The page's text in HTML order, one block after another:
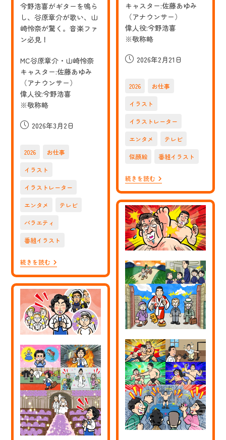
今野浩喜がギターを鳴ら
し、谷原章介が歌い、山
崎怜奈が驚く。音楽ファ
ン必見！
MC谷原章介・山崎怜奈
キャスター:佐藤あゆみ
（アナウンサー）
偉人役:今野浩喜
※敬称略
投
開
日:
2026年3月2日
2026 お仕事
イラスト
イラストレーター
エンタメ テレビ
バラエティ
番組イラスト
続きを読む【お
仕
事】
NHK
E
テ
レ
の
番
組
「偉
人
の
年
収
How
Much?」
作
曲
家
古
賀
キャスター:佐藤あゆみ
（アナウンサー）
偉人役:今野浩喜
※敬称略
投
開
日:
2026年2月21日
2026 お仕事
イラスト
イラストレーター
エンタメ テレビ
似顔絵 番組イラスト
続きを読む【お
仕
事】
NHK
E
テ
レ
の
番
組
「偉
人
の
年
収
How
Much?」
英
国
女
王
エ
リ
ザ
ベ
ス
2
世
の
イ
ラ
ス